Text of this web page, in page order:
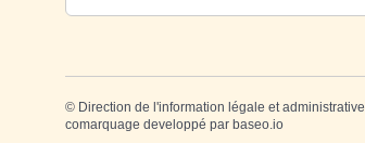
© Direction de l'information légale et administrative
comarquage developpé par baseo.io